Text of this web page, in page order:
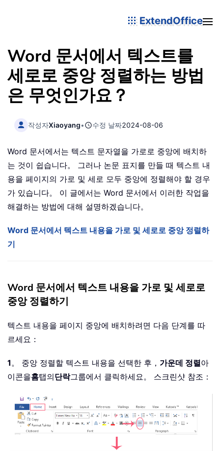
ExtendOffice
Word 문서에서 텍스트를
세로로 중앙 정렬하는 방법
은 무엇인가요？
작성자Xiaoyang• 수정 날짜2024-08-06
Word 문서에서는 텍스트 문자열을 가로로 중앙에 배치하
는 것이 쉽습니다。 그러나 논문 표지를 만들 때 텍스트 내
용을 페이지의 가로 및 세로 모두 중앙에 정렬해야 할 경우
가 있습니다。 이 글에서는 Word 문서에서 이러한 작업을
해결하는 방법에 대해 설명하겠습니다。
Word 문서에서 텍스트 내용을 가로 및 세로로 중앙 정렬하
기
Word 문서에서 텍스트 내용을 가로 및 세로로
중앙 정렬하기
텍스트 내용을 페이지 중앙에 배치하려면 다음 단계를 따
르세요：
1。 중앙 정렬할 텍스트 내용을 선택한 후， 가운데 정렬아
이콘을홈탭의단락그룹에서 클릭하세요。 스크린샷 참조：